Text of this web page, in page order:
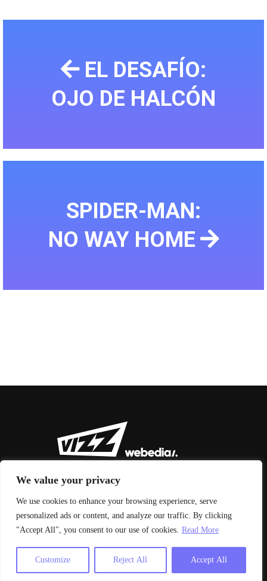
We value your privacy
We use cookies to enhance your browsing experience, serve
personalized ads or content, and analyze our traffic. By clicking
"Accept All", you consent to our use of cookies. Read More
Customize Reject All Accept All
EL DESAFÍO:
OJO DE HALCÓN
SPIDER-MAN:
NO WAY HOME
© 2026 Vizz Agency